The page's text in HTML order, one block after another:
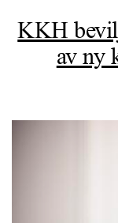
KKH
av ny